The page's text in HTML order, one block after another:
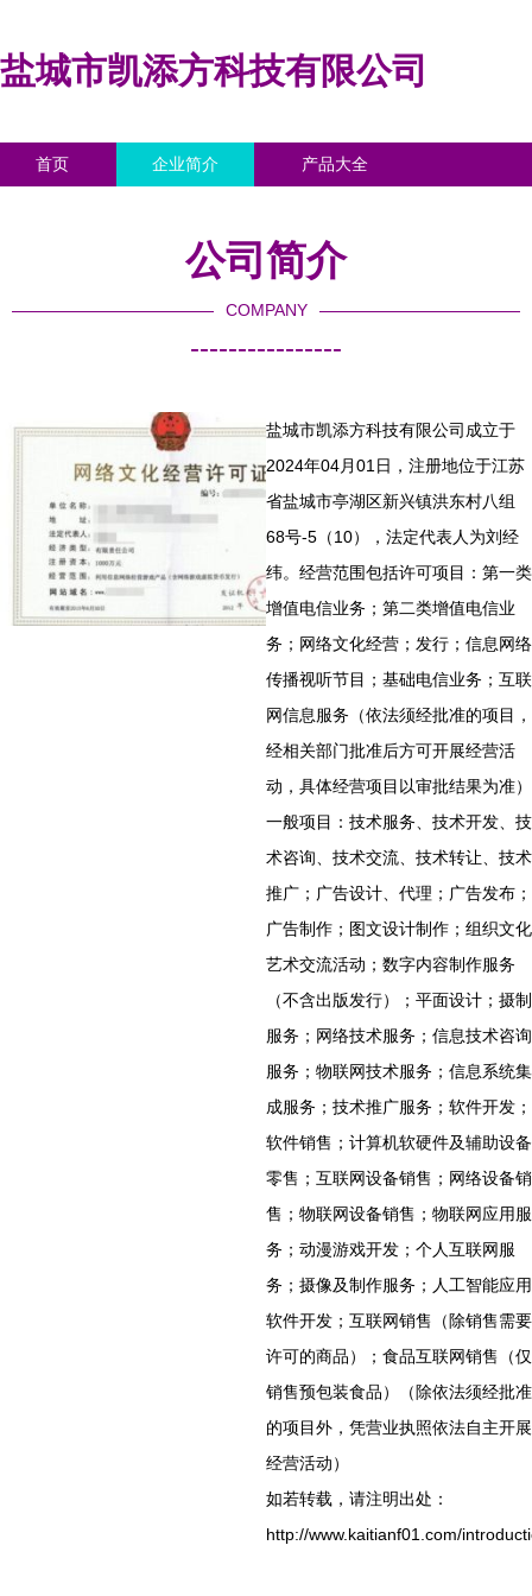
盐城市凯添方科技有限公司
首页 企业简介 产品大全
公司简介
COMPANY
----------------
盐城市凯添方科技有限公司成立于
2024年04月01日，注册地位于江苏
省盐城市亭湖区新兴镇洪东村八组
68号-5（10），法定代表人为刘经
纬。经营范围包括许可项目：第一类
增值电信业务；第二类增值电信业
务；网络文化经营；发行；信息网络
传播视听节目；基础电信业务；互联
网信息服务（依法须经批准的项目，
经相关部门批准后方可开展经营活
动，具体经营项目以审批结果为准）
一般项目：技术服务、技术开发、技
术咨询、技术交流、技术转让、技术
推广；广告设计、代理；广告发布；
广告制作；图文设计制作；组织文化
艺术交流活动；数字内容制作服务
（不含出版发行）；平面设计；摄制
服务；网络技术服务；信息技术咨询
服务；物联网技术服务；信息系统集
成服务；技术推广服务；软件开发；
软件销售；计算机软硬件及辅助设备
零售；互联网设备销售；网络设备销
售；物联网设备销售；物联网应用服
务；动漫游戏开发；个人互联网服
务；摄像及制作服务；人工智能应用
软件开发；互联网销售（除销售需要
许可的商品）；食品互联网销售（仅
销售预包装食品）（除依法须经批准
的项目外，凭营业执照依法自主开展
经营活动）
如若转载，请注明出处：
http://www.kaitianf01.com/